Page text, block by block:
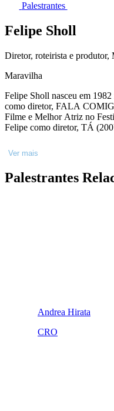
Palestrantes
Felipe Sholl
Diretor, roteirista e produtor,
Maravilha
Felipe Sholl nasceu em
como diretor, FALA
Filme e Melhor Atriz no
Felipe como diretor, TÁ
Felipe está finalizando seu
Como roteirista, é creditado
CASA DE
Ver mais
Palestrantes
Andrea Hirata
CRO